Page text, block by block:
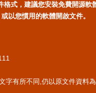
格式，建議您安裝免費開源
您慣用的軟體開啟文件。
字有所不同,仍以原文件資料為